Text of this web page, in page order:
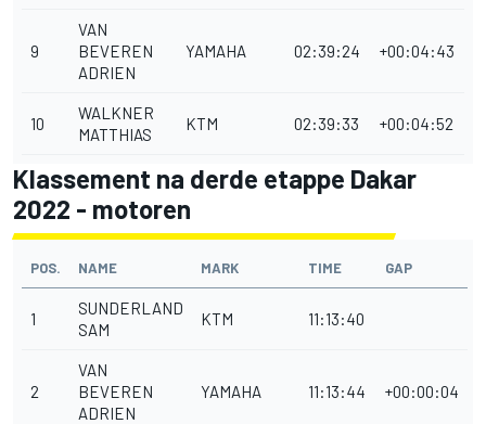
9
VAN
BEVEREN
ADRIEN
YAMAHA 02:39:24 +00:04:43
10
WALKNER
MATTHIAS
KTM 02:39:33 +00:04:52
Klassement na derde etappe Dakar
2022 - motoren
POS. NAME MARK TIME GAP
1
SUNDERLAND
SAM
KTM 11:13:40
2
VAN
BEVEREN
ADRIEN
YAMAHA 11:13:44 +00:00:04